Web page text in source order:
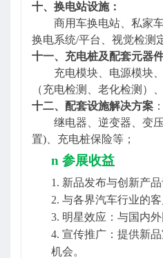
十、 换电站设施：
商用车换电站、私家
换电系统/平台、视觉检测
十一、 充电桩及配套元器件
充电模块、电源模块
（充电检测、老化检测）
十二、 配套设施解决方案 ：
继电器、逆变器、变
置)、充电桩保险等；
n 参展收益
1. 新品发布与创新产
2. 与各界汽车行业的
3. 明星效应：与国内
4. 宣传推广：提供新
机会。